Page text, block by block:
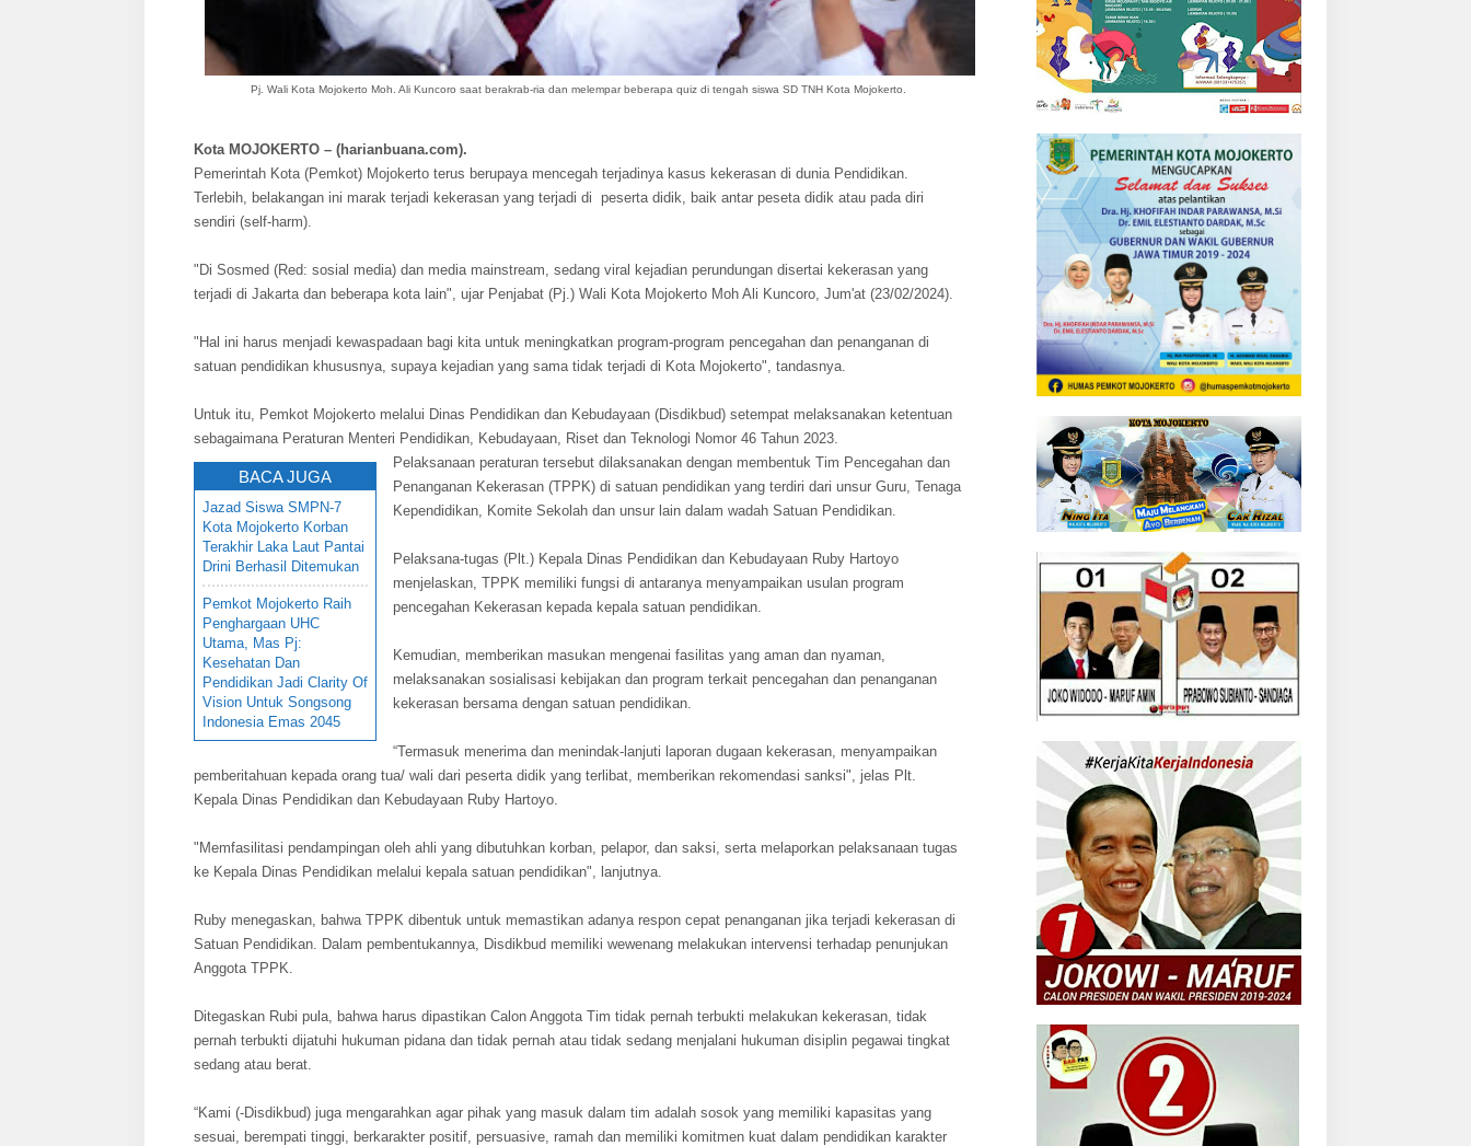
Pj. Wali Kota Mojokerto Moh. Ali Kuncoro saat berakrab-ria dan melempar beberapa quiz di tengah siswa SD TNH Kota Mojokerto.
Kota MOJOKERTO – (harianbuana.com).
Pemerintah Kota (Pemkot) Mojokerto terus berupaya mencegah terjadinya kasus kekerasan di dunia Pendidikan.
Terlebih, belakangan ini marak terjadi kekerasan yang terjadi di peserta didik, baik antar peseta didik atau pada diri
sendiri (self-harm).
"Di Sosmed (Red: sosial media) dan media mainstream, sedang viral kejadian perundungan disertai kekerasan yang
terjadi di Jakarta dan beberapa kota lain", ujar Penjabat (Pj.) Wali Kota Mojokerto Moh Ali Kuncoro, Jum'at (23/02/2024).
"Hal ini harus menjadi kewaspadaan bagi kita untuk meningkatkan program-program pencegahan dan penanganan di
satuan pendidikan khususnya, supaya kejadian yang sama tidak terjadi di Kota Mojokerto", tandasnya.
Untuk itu, Pemkot Mojokerto melalui Dinas Pendidikan dan Kebudayaan (Disdikbud) setempat melaksanakan ketentuan
sebagaimana Peraturan Menteri Pendidikan, Kebudayaan, Riset dan Teknologi Nomor 46 Tahun 2023.
BACA JUGA
Jazad Siswa SMPN-7
Kota Mojokerto Korban
Terakhir Laka Laut Pantai
Drini Berhasil Ditemukan
Pemkot Mojokerto Raih
Penghargaan UHC
Utama, Mas Pj:
Kesehatan Dan
Pendidikan Jadi Clarity Of
Vision Untuk Songsong
Indonesia Emas 2045
Pelaksanaan peraturan tersebut dilaksanakan dengan membentuk Tim Pencegahan dan
Penanganan Kekerasan (TPPK) di satuan pendidikan yang terdiri dari unsur Guru, Tenaga
Kependidikan, Komite Sekolah dan unsur lain dalam wadah Satuan Pendidikan.
Pelaksana-tugas (Plt.) Kepala Dinas Pendidikan dan Kebudayaan Ruby Hartoyo
menjelaskan, TPPK memiliki fungsi di antaranya menyampaikan usulan program
pencegahan Kekerasan kepada kepala satuan pendidikan.
Kemudian, memberikan masukan mengenai fasilitas yang aman dan nyaman,
melaksanakan sosialisasi kebijakan dan program terkait pencegahan dan penanganan
kekerasan bersama dengan satuan pendidikan.
“Termasuk menerima dan menindak-lanjuti laporan dugaan kekerasan, menyampaikan
pemberitahuan kepada orang tua/ wali dari peserta didik yang terlibat, memberikan rekomendasi sanksi", jelas Plt.
Kepala Dinas Pendidikan dan Kebudayaan Ruby Hartoyo.
"Memfasilitasi pendampingan oleh ahli yang dibutuhkan korban, pelapor, dan saksi, serta melaporkan pelaksanaan tugas
ke Kepala Dinas Pendidikan melalui kepala satuan pendidikan", lanjutnya.
Ruby menegaskan, bahwa TPPK dibentuk untuk memastikan adanya respon cepat penanganan jika terjadi kekerasan di
Satuan Pendidikan. Dalam pembentukannya, Disdikbud memiliki wewenang melakukan intervensi terhadap penunjukan
Anggota TPPK.
Ditegaskan Rubi pula, bahwa harus dipastikan Calon Anggota Tim tidak pernah terbukti melakukan kekerasan, tidak
pernah terbukti dijatuhi hukuman pidana dan tidak pernah atau tidak sedang menjalani hukuman disiplin pegawai tingkat
sedang atau berat.
“Kami (-Disdikbud) juga mengarahkan agar pihak yang masuk dalam tim adalah sosok yang memiliki kapasitas yang
sesuai, berempati tinggi, berkarakter positif, persuasive, ramah dan memiliki komitmen kuat dalam pendidikan karakter